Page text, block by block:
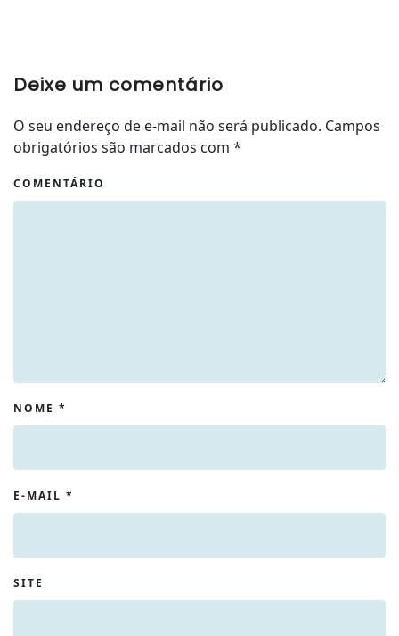
Deixe um comentário
O seu endereço de e-mail não será publicado. Campos
obrigatórios são marcados com *
COMENTÁRIO
NOME *
E-MAIL *
SITE